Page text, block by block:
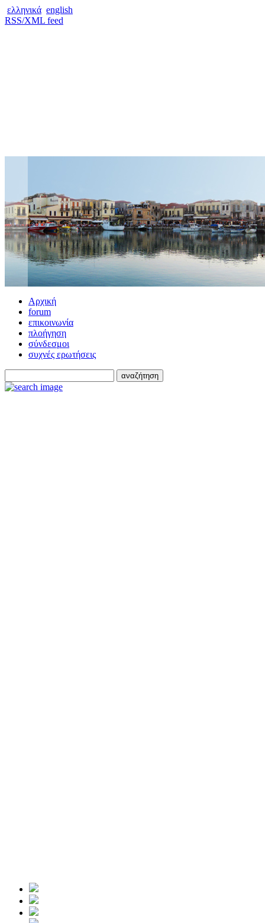
ελληνικά english
RSS/XML feed
Αρχική
forum
επικοινωνία
πλοήγηση
σύνδεσμοι
συχνές ερωτήσεις